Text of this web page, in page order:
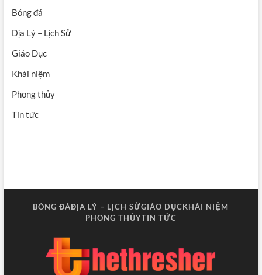
Bóng đá
Địa Lý – Lịch Sử
Giáo Dục
Khái niệm
Phong thủy
Tin tức
BÓNG ĐÁĐỊA LÝ – LỊCH SỬGIÁO DỤCKHÁI NIỆM
PHONG THỦYTIN TỨC